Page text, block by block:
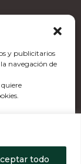
todo
y publicitarios
navegación de